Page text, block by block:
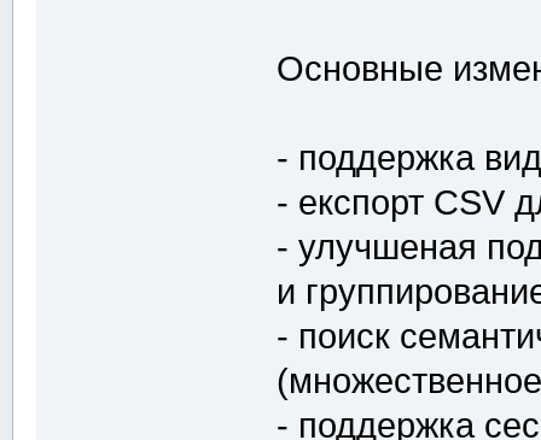
Основные
- поддержка
- експорт CSV
- улучшеная
и
- поиск
- поддержка